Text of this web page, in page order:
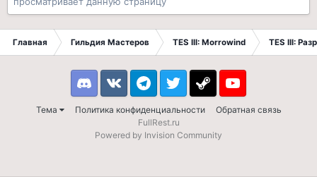
Главная Гильдия Мастеров TES III: Morrowind TES III:
Тема Политика конфиденциальности Обратная связь
DiscordVK TelegramTwitter Steam Youtube
FullRest.ru
Powered by Invision Community